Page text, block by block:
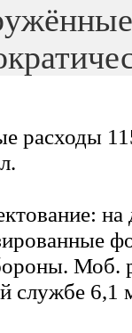
расходы
на
Моб.
службе 6,1